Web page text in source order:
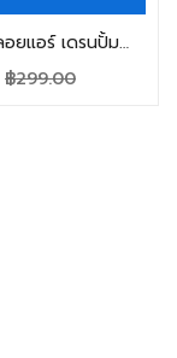
สวิตซ์ลูกลอยแอร์ เดรนปั้มน้ำทิ้ง Float Switch ทั่วไป แอร์ 4ทิศทาง (แกนสั้น) อะไหล่แอร์
฿299.00